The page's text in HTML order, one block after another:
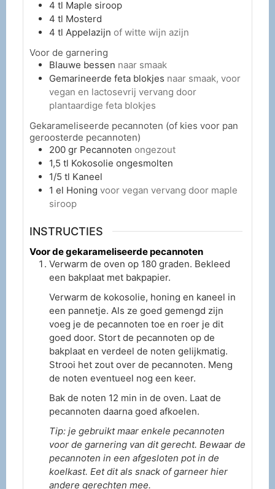
4 tl Maple siroop
4 tl Mosterd
4 tl Appelazijn of witte wijn azijn
Voor de garnering
Blauwe bessen naar smaak
Gemarineerde feta blokjes naar smaak, voor
vegan en lactosevrij vervang door
plantaardige feta blokjes
Gekarameliseerde pecannoten (of kies voor pan
geroosterde pecannoten)
200 gr Pecannoten ongezout
1,5 tl Kokosolie ongesmolten
1/5 tl Kaneel
1 el Honing voor vegan vervang door maple
siroop
INSTRUCTIES
Voor de gekarameliseerde pecannoten
Verwarm de oven op 180 graden. Bekleed
een bakplaat met bakpapier.
Verwarm de kokosolie, honing en kaneel in
een pannetje. Als ze goed gemengd zijn
voeg je de pecannoten toe en roer je dit
goed door. Stort de pecannoten op de
bakplaat en verdeel de noten gelijkmatig.
Strooi het zout over de pecannoten. Meng
de noten eventueel nog een keer.
Bak de noten 12 min in de oven. Laat de
pecannoten daarna goed afkoelen.
Tip: je gebruikt maar enkele pecannoten
voor de garnering van dit gerecht. Bewaar de
pecannoten in een afgesloten pot in de
koelkast. Eet dit als snack of garneer hier
andere gerechten mee.